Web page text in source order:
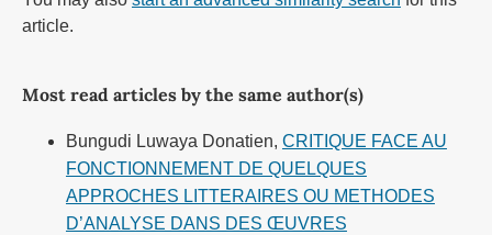
article.
Most read articles by the same author(s)
Bungudi Luwaya Donatien, CRITIQUE FACE AU
FONCTIONNEMENT DE QUELQUES
APPROCHES LITTERAIRES OU METHODES
D’ANALYSE DANS DES ŒUVRES